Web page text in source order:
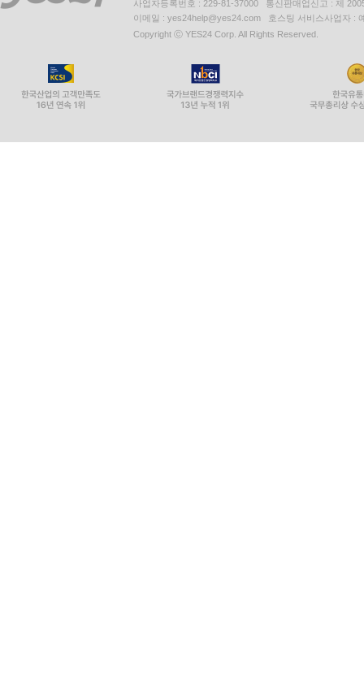
사업자등록번호 : 229-81-37000 통신판매업신고 : 제
이메일 : yes24help@yes24.com 호스팅 서비스사업자 :
Copyright ⓒ YES24 Corp. All Rights Reserved.